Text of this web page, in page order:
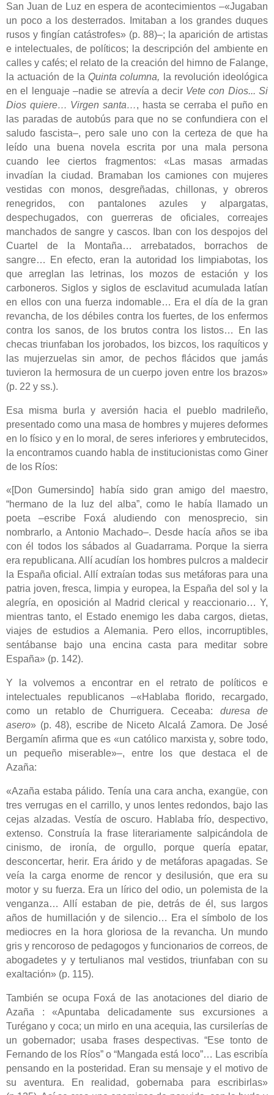
San Juan de Luz en espera de acontecimientos ‒«Jugaban
un poco a los desterrados. Imitaban a los grandes duques
rusos y fingían catástrofes» (p. 88)‒; la aparición de artistas
e intelectuales, de políticos; la descripción del ambiente en
calles y cafés; el relato de la creación del himno de Falange,
la actuación de la Quinta columna, la revolución ideológica
en el lenguaje ‒nadie se atrevía a decir Vete con Dios... Si
Dios quiere… Virgen santa…, hasta se cerraba el puño en
las paradas de autobús para que no se confundiera con el
saludo fascista‒, pero sale uno con la certeza de que ha
leído una buena novela escrita por una mala persona
cuando lee ciertos fragmentos: «Las masas armadas
invadían la ciudad. Bramaban los camiones con mujeres
vestidas con monos, desgreñadas, chillonas, y obreros
renegridos, con pantalones azules y alpargatas,
despechugados, con guerreras de oficiales, correajes
manchados de sangre y cascos. Iban con los despojos del
Cuartel de la Montaña… arrebatados, borrachos de
sangre… En efecto, eran la autoridad los limpiabotas, los
que arreglan las letrinas, los mozos de estación y los
carboneros. Siglos y siglos de esclavitud acumulada latían
en ellos con una fuerza indomable… Era el día de la gran
revancha, de los débiles contra los fuertes, de los enfermos
contra los sanos, de los brutos contra los listos… En las
checas triunfaban los jorobados, los bizcos, los raquíticos y
las mujerzuelas sin amor, de pechos flácidos que jamás
tuvieron la hermosura de un cuerpo joven entre los brazos»
(p. 22 y ss.).
Esa misma burla y aversión hacia el pueblo madrileño,
presentado como una masa de hombres y mujeres deformes
en lo físico y en lo moral, de seres inferiores y embrutecidos,
la encontramos cuando habla de institucionistas como Giner
de los Ríos:
«[Don Gumersindo] había sido gran amigo del maestro,
“hermano de la luz del alba”, como le había llamado un
poeta ‒escribe Foxá aludiendo con menosprecio, sin
nombrarlo, a Antonio Machado‒. Desde hacía años se iba
con él todos los sábados al Guadarrama. Porque la sierra
era republicana. Allí acudían los hombres pulcros a maldecir
la España oficial. Allí extraían todas sus metáforas para una
patria joven, fresca, limpia y europea, la España del sol y la
alegría, en oposición al Madrid clerical y reaccionario… Y,
mientras tanto, el Estado enemigo les daba cargos, dietas,
viajes de estudios a Alemania. Pero ellos, incorruptibles,
sentábanse bajo una encina casta para meditar sobre
España» (p. 142).
Y la volvemos a encontrar en el retrato de políticos e
intelectuales republicanos ‒«Hablaba florido, recargado,
como un retablo de Churriguera. Ceceaba: duresa de
asero» (p. 48), escribe de Niceto Alcalá Zamora. De José
Bergamín afirma que es «un católico marxista y, sobre todo,
un pequeño miserable»‒, entre los que destaca el de
Azaña:
«Azaña estaba pálido. Tenía una cara ancha, exangüe, con
tres verrugas en el carrillo, y unos lentes redondos, bajo las
cejas alzadas. Vestía de oscuro. Hablaba frío, despectivo,
extenso. Construía la frase literariamente salpicándola de
cinismo, de ironía, de orgullo, porque quería epatar,
desconcertar, herir. Era árido y de metáforas apagadas. Se
veía la carga enorme de rencor y desilusión, que era su
motor y su fuerza. Era un lírico del odio, un polemista de la
venganza… Allí estaban de pie, detrás de él, sus largos
años de humillación y de silencio… Era el símbolo de los
mediocres en la hora gloriosa de la revancha. Un mundo
gris y rencoroso de pedagogos y funcionarios de correos, de
abogadetes y y tertulianos mal vestidos, triunfaban con su
exaltación» (p. 115).
También se ocupa Foxá de las anotaciones del diario de
Azaña : «Apuntaba delicadamente sus excursiones a
Turégano y coca; un mirlo en una acequia, las cursilerías de
un gobernador; usaba frases despectivas. “Ese tonto de
Fernando de los Ríos” o “Mangada está loco”… Las escribía
pensando en la posteridad. Eran su mensaje y el motivo de
su aventura. En realidad, gobernaba para escribirlas»